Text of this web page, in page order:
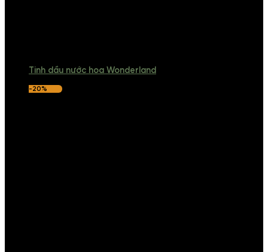
Tinh dầu nước hoa Wonderland
-20%